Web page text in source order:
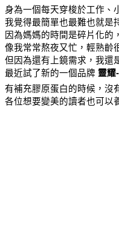
身為一個每天穿梭於工作、
我覺得最簡單也最難也就是
因為媽媽的時間是碎片化的
像我常常熬夜又忙，輕熟齡
但因為還有上鏡需求，我還
最近試了新的一個品牌 靈耀
有補充膠原蛋白的時候，沒
各位想要變美的讀者也可以